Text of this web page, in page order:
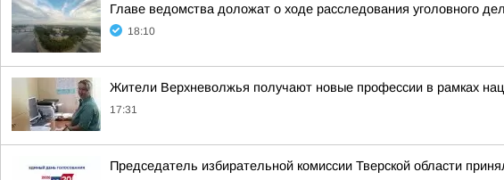
Главе ведомства доложат о ходе расследования уголовного
18:10
Жители Верхневолжья получают новые профессии в рамках
17:31
Председатель избирательной комиссии Тверской области